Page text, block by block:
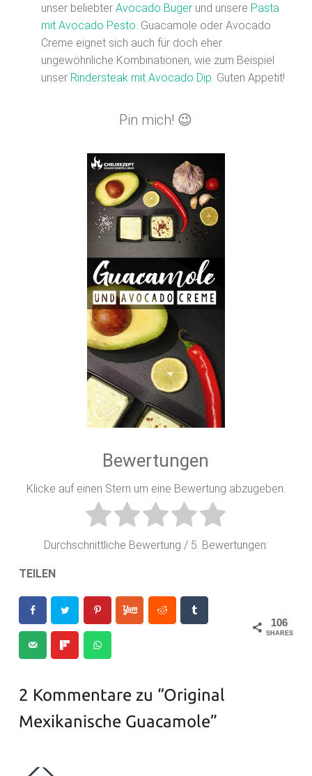
unser beliebter Avocado Bugerund unsere Pasta
mit Avocado Pesto . Guacamole oder Avocado
Creme eignet sich auch für doch eher
ungewöhnliche Kombinationen, wie zum Beispiel
unser Rindersteak mit Avocado Dip . Guten Appetit!
Pin mich! 😉
Bewertungen
Klicke auf einen Stern um eine Bewertung abzugeben.
Durchschnittliche Bewertung / 5. Bewertungen:
TEILEN
106
SHARES
2 Kommentare zu “Original
Mexikanische Guacamole”